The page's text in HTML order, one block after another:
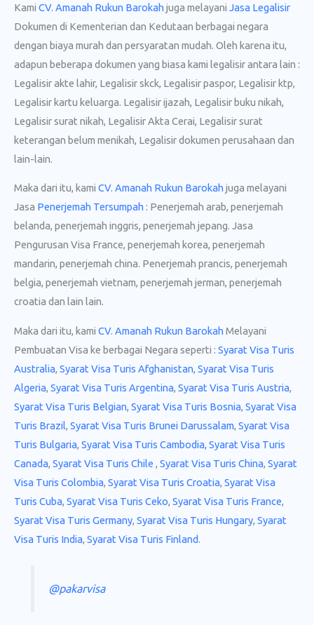
Kami CV. Amanah Rukun Barokah juga melayani Jasa Legalisir
Dokumen di Kementerian dan Kedutaan berbagai negara
dengan biaya murah dan persyaratan mudah. Oleh karena itu,
adapun beberapa dokumen yang biasa kami legalisir antara lain :
Legalisir akte lahir, Legalisir skck, Legalisir paspor, Legalisir ktp,
Legalisir kartu keluarga. Legalisir ijazah, Legalisir buku nikah,
Legalisir surat nikah, Legalisir Akta Cerai, Legalisir surat
keterangan belum menikah, Legalisir dokumen perusahaan dan
lain-lain.
Maka dari itu, kami CV. Amanah Rukun Barokah juga melayani
Jasa Penerjemah Tersumpah : Penerjemah arab, penerjemah
belanda, penerjemah inggris, penerjemah jepang. Jasa
Pengurusan Visa France, penerjemah korea, penerjemah
mandarin, penerjemah china. Penerjemah prancis, penerjemah
belgia, penerjemah vietnam, penerjemah jerman, penerjemah
croatia dan lain lain.
Maka dari itu, kami CV. Amanah Rukun Barokah Melayani
Pembuatan Visa ke berbagai Negara seperti : Syarat Visa Turis
Australia, Syarat Visa Turis Afghanistan, Syarat Visa Turis
Algeria, Syarat Visa Turis Argentina, Syarat Visa Turis Austria,
Syarat Visa Turis Belgian, Syarat Visa Turis Bosnia, Syarat Visa
Turis Brazil, Syarat Visa Turis Brunei Darussalam, Syarat Visa
Turis Bulgaria, Syarat Visa Turis Cambodia, Syarat Visa Turis
Canada, Syarat Visa Turis Chile , Syarat Visa Turis China, Syarat
Visa Turis Colombia, Syarat Visa Turis Croatia, Syarat Visa
Turis Cuba, Syarat Visa Turis Ceko, Syarat Visa Turis France,
Syarat Visa Turis Germany, Syarat Visa Turis Hungary, Syarat
Visa Turis India, Syarat Visa Turis Finland.
@pakarvisa